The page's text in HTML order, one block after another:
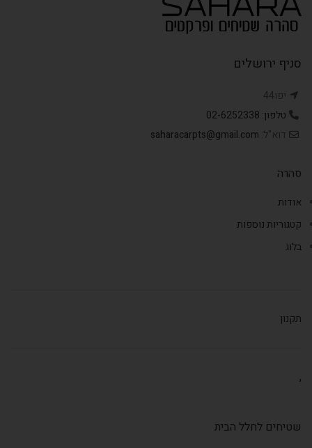
סניף ירושלים
יפו44
טלפון: 02-6252338
דוא"ל: saharacarpts@gmail.com
סהרה
אודות
קטגוריות נוספות
בלוג
תקנון
,
שטיחים לחלל הבית